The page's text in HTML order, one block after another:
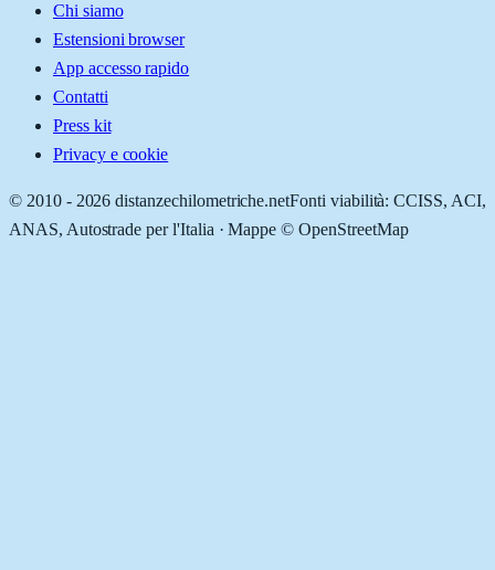
Chi siamo
Estensioni browser
App accesso rapido
Contatti
Press kit
Privacy e cookie
© 2010 - 2026 distanzechilometriche.netFonti viabilità: CCISS, ACI,
ANAS, Autostrade per l'Italia · Mappe © OpenStreetMap